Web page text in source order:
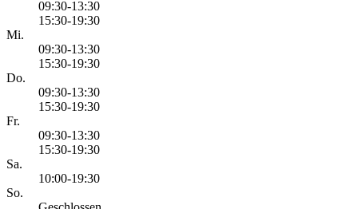
09:30-13:30
15:30-19:30
Mi.
09:30-13:30
15:30-19:30
Do.
09:30-13:30
15:30-19:30
Fr.
09:30-13:30
15:30-19:30
Sa.
10:00-19:30
So.